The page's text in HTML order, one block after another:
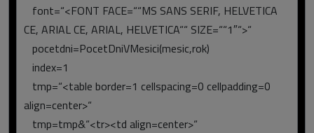
font=“<FONT FACE=““MS SANS SERIF, HELVETICA
CE, ARIAL CE, ARIAL, HELVETICA““ SIZE=““1″“>“
pocetdni=PocetDniVMesici(mesic,rok)
index=1
tmp=“<table border=1 cellspacing=0 cellpadding=0
align=center>“
tmp=tmp&“<tr><td align=center>“